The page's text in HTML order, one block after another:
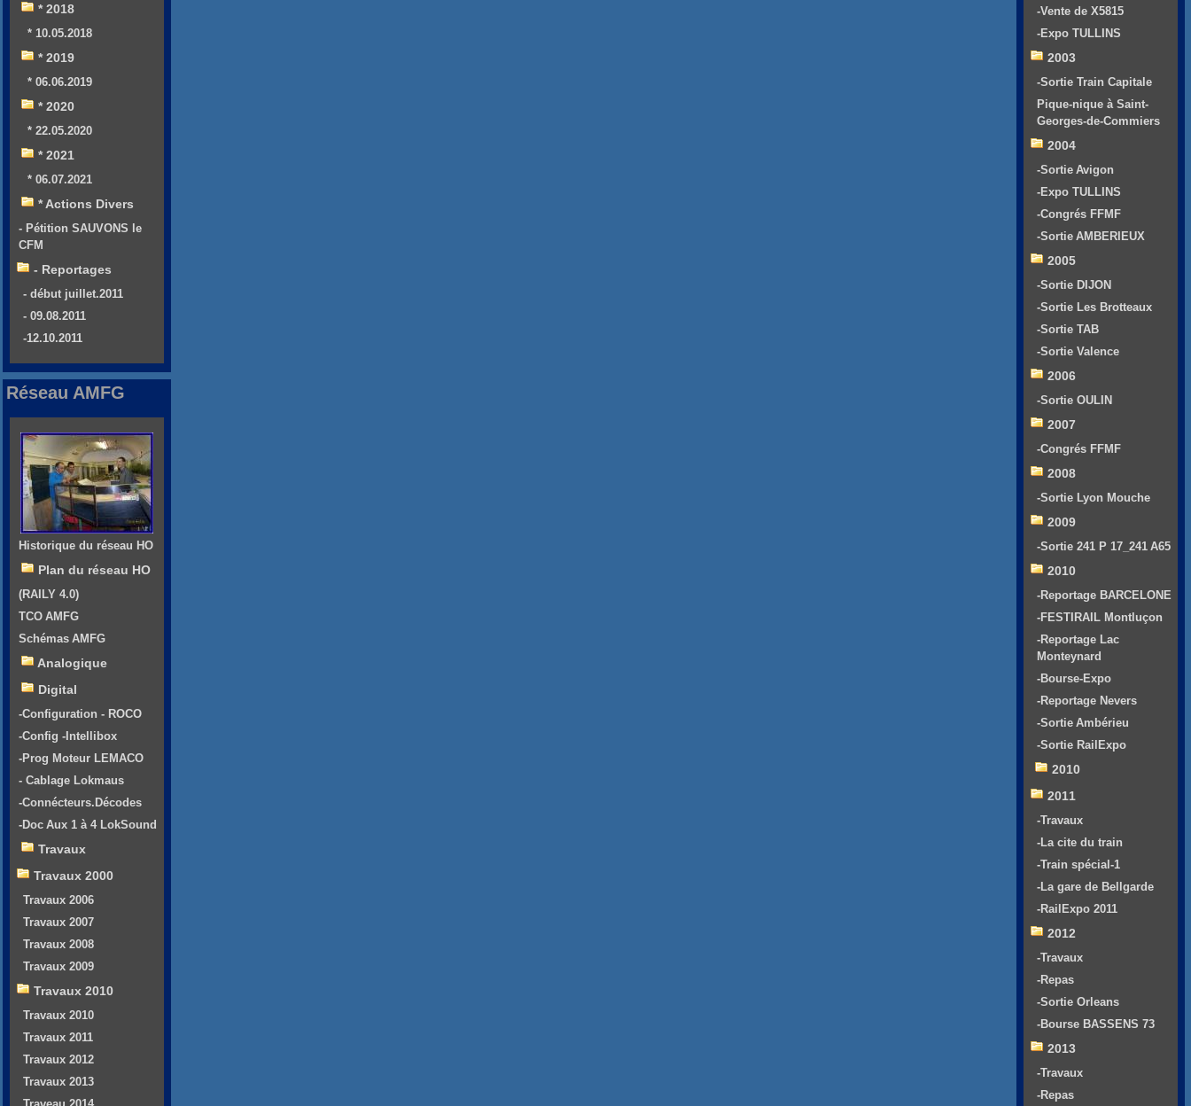
* 2018
* 10.05.2018
* 2019
* 06.06.2019
* 2020
* 22.05.2020
* 2021
* 06.07.2021
* Actions Divers
- Pétition SAUVONS le
CFM
- Reportages
- début juillet.2011
- 09.08.2011
-12.10.2011
Réseau AMFG
Historique du réseau HO
Plan du réseau HO
(RAILY 4.0)
TCO AMFG
Schémas AMFG
Analogique
Digital
-Configuration - ROCO
-Config -Intellibox
-Prog Moteur LEMACO
- Cablage Lokmaus
-Connécteurs.Décodes
-Doc Aux 1 à 4 LokSound
Travaux
Travaux 2000
Travaux 2006
Travaux 2007
Travaux 2008
Travaux 2009
Travaux 2010
Travaux 2010
Travaux 2011
Travaux 2012
Travaux 2013
-Vente de X5815
-Expo TULLINS
2003
-Sortie Train Capitale
Pique-nique à Saint-
Georges-de-Commiers
2004
-Sortie Avigon
-Expo TULLINS
-Congrés FFMF
-Sortie AMBERIEUX
2005
-Sortie DIJON
-Sortie Les Brotteaux
-Sortie TAB
-Sortie Valence
2006
-Sortie OULIN
2007
-Congrés FFMF
2008
-Sortie Lyon Mouche
2009
-Sortie 241 P 17_241 A65
2010
-Reportage BARCELONE
-FESTIRAIL Montluçon
-Reportage Lac
Monteynard
-Bourse-Expo
-Reportage Nevers
-Sortie Ambérieu
-Sortie RailExpo
2010
2011
-Travaux
-La cite du train
-Train spécial-1
-La gare de Bellgarde
-RailExpo 2011
2012
-Travaux
-Repas
-Sortie Orleans
-Bourse BASSENS 73
2013
-Travaux
-Repas